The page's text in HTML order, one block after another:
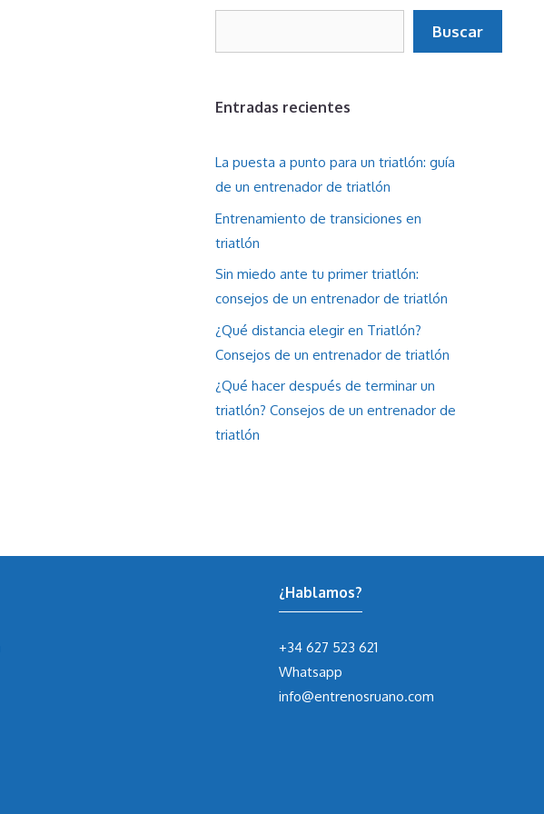
Buscar
Entradas recientes
La puesta a punto para un triatlón: guía
de un entrenador de triatlón
Entrenamiento de transiciones en
triatlón
Sin miedo ante tu primer triatlón:
consejos de un entrenador de triatlón
¿Qué distancia elegir en Triatlón?
Consejos de un entrenador de triatlón
¿Qué hacer después de terminar un
triatlón? Consejos de un entrenador de
triatlón
¿Hablamos?
+34 627 523 621
Whatsapp
info@entrenosruano.com